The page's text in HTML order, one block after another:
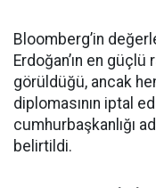
Bloomberg’in
Erdoğan’ın en
görüldüğü, ancak
diplomasının iptal
cumhurbaşkanlığı
belirtildi.